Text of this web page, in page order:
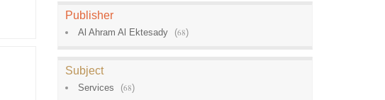
Publisher
Al Ahram Al Ektesady (68)
Subject
Services (68)